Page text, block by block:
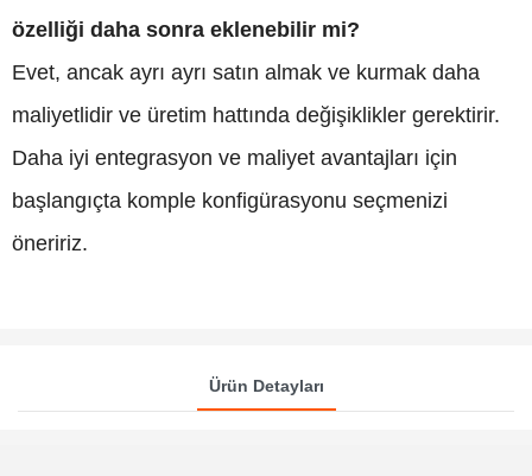
özelliği daha sonra eklenebilir mi?
Evet, ancak ayrı ayrı satın almak ve kurmak daha
maliyetlidir ve üretim hattında değişiklikler gerektirir.
Daha iyi entegrasyon ve maliyet avantajları için
başlangıçta komple konfigürasyonu seçmenizi
öneririz.
Ürün Detayları